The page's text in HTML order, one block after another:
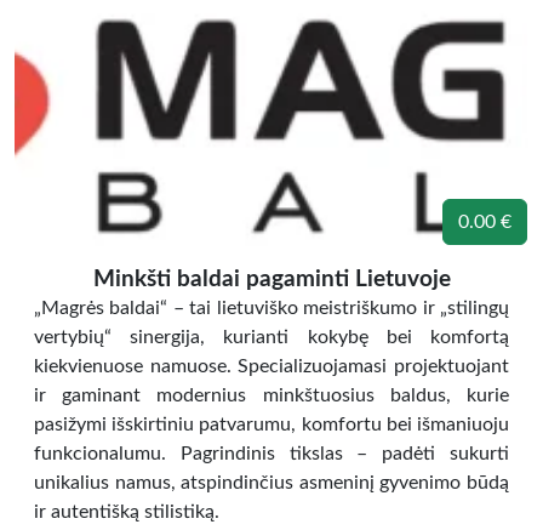
0.00 €
Minkšti baldai pagaminti Lietuvoje
„Magrės baldai“ – tai lietuviško meistriškumo ir „stilingų
vertybių“ sinergija, kurianti kokybę bei komfortą
kiekvienuose namuose. Specializuojamasi projektuojant
ir gaminant modernius minkštuosius baldus, kurie
pasižymi išskirtiniu patvarumu, komfortu bei išmaniuoju
funkcionalumu. Pagrindinis tikslas – padėti sukurti
unikalius namus, atspindinčius asmeninį gyvenimo būdą
ir autentišką stilistiką.